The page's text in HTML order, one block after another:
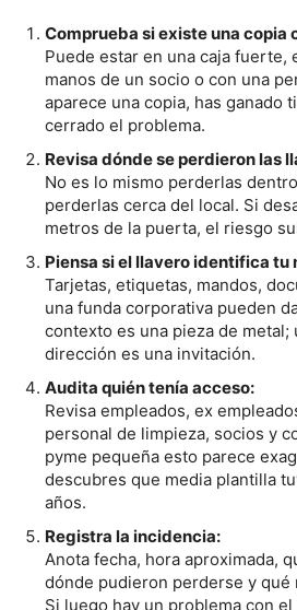
Comprueba si existe una copia
Puede estar en una caja fuerte,
manos de un socio o con una
aparece una copia, has ganado
cerrado el problema.
Revisa dónde se perdieron las
No es lo mismo perderlas
perderlas cerca del local. Si
metros de la puerta, el riesgo
Piensa si el llavero identifica tu
Tarjetas, etiquetas, mandos,
una funda corporativa pueden
contexto es una pieza de metal;
dirección es una invitación.
Audita quién tenía acceso:
Revisa empleados, ex
personal de limpieza, socios y
pyme pequeña esto parece
descubres que media plantilla
años.
Registra la incidencia:
Anota fecha, hora aproximada,
dónde pudieron perderse y qué
Si luego hay un problema con